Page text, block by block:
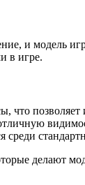
и модель
в игре.
что
среди
делают